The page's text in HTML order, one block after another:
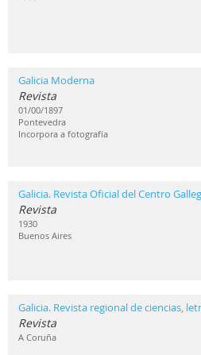
Galicia Moderna
Revista
01/00/1897
Pontevedra
Incorpora a fotografía
Galicia. Revista Oficial del Centro
Revista
1930
Buenos Aires
Galicia. Revista regional de ciencias,
Revista
A Coruña